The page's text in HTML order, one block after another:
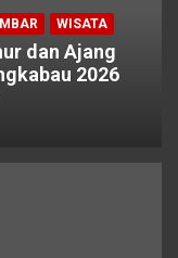
WISATA
dan Ajang
2026